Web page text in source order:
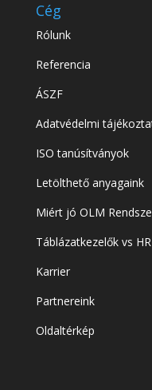
Cég
Rólunk
Referencia
ÁSZF
Adatvédelmi
ISO tanúsítványok
Letölthető anyagaink
Miért jó OLM
Táblázatkezelők vs
Karrier
Partnereink
Oldaltérkép